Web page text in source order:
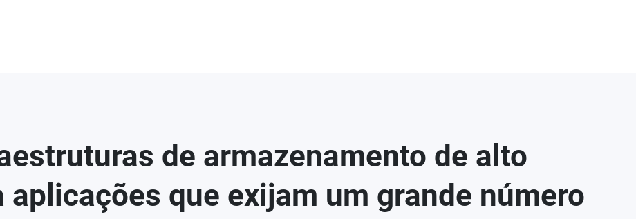
de armazenamento de alto
aplicações que exijam um grande número